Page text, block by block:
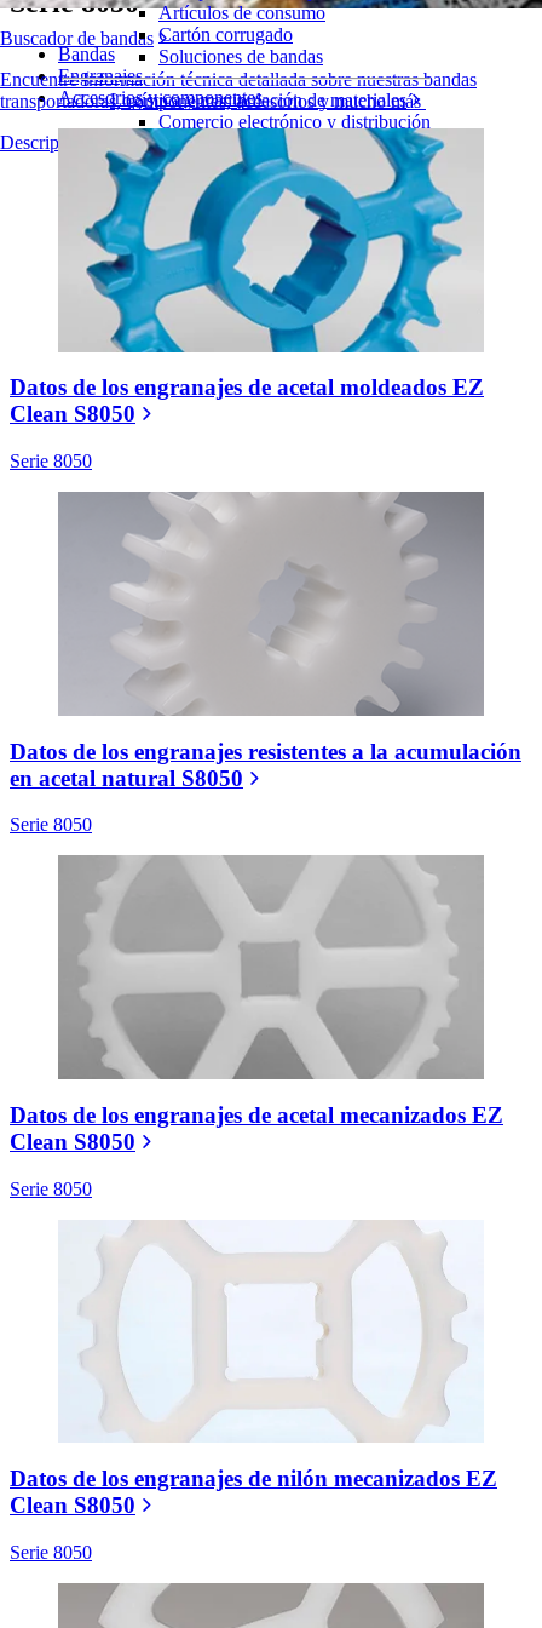
Buscador de bandas
Encuentre Información técnica detallada sobre nuestras bandas
transportadoras, componentes, accesorios y mucho más
Descripción general de los productos
Artículos de consumo
Cartón corrugado
Soluciones de bandas
Logística y manipulación de materiales
Comercio electrónico y distribución
Cartas y paquetes
Neumáticos y Automoción
Neumáticos
Transporte
Baterías de VE
Industrial
Visión general de las industrias
Bandas
Engranajes
Accesorios y componentes
Datos de los engranajes de acetal moldeados EZ
Clean S8050
Serie 8050
Datos de los engranajes resistentes a la acumulación
en acetal natural S8050
Serie 8050
Datos de los engranajes de acetal mecanizados EZ
Clean S8050
Serie 8050
Datos de los engranajes de nilón mecanizados EZ
Clean S8050
Serie 8050